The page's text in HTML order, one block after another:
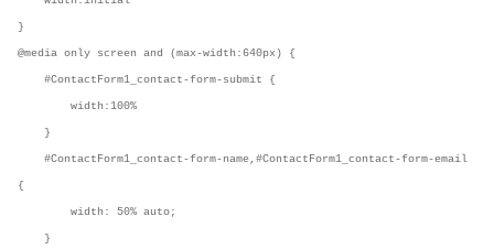
}
@media only screen and (max-width:640px) {
#ContactForm1_contact-form-submit {
width:100%
}
#ContactForm1_contact-form-name,#ContactForm1_contact-form-email
{
width: 50% auto;
}